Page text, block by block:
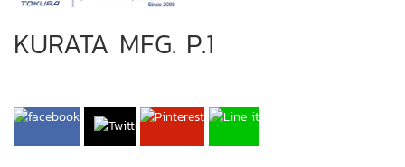
KURATA MFG. P.1